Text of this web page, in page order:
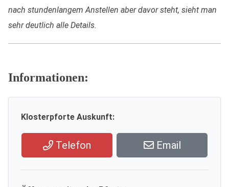
nach stundenlangem Anstellen aber davor steht, sieht man
sehr deutlich alle Details.
Informationen:
Klosterpforte Auskunft:
Telefon Email